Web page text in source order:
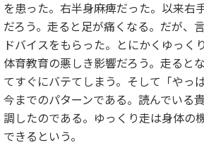
を患った。右半身麻痺だった。以来右
だろう。走ると足が痛くなる。だが、
ドバイスをもらった。とにかくゆっく
体育教育の悪しき影響だろう。走ると
てすぐにバテてしまう。そして「やっ
今までのパターンである。読んでいる
調したのである。ゆっくり走は身体の
できるという。